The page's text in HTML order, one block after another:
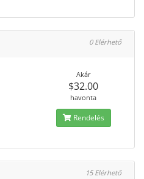
0 Elérhető
Akár
$32.00
havonta
Rendelés
15 Elérhető